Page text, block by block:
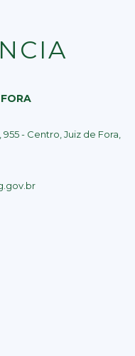
- Centro, Juiz de Fora,